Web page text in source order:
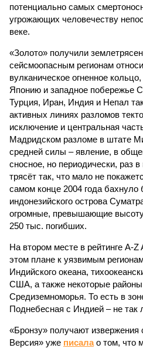
потенциально самых
угрожающих человечеству
веке.
«Золото» получили
сейсмоопасным регионам
вулканическое огненное
Японию и западное побережье
Турция, Иран, Индия и Непал
активных линиях разломов
исключение и центральная
Мадридском разломе в штате
средней силы – явление, в
сносное, но периодически, раз в
трясёт так, что мало не
самом конце 2004 года бахнуло
индонезийского острова
огромные, превышающие
250 тыс. погибших.
На втором месте в рейтинге A-
этом плане к уязвимым
Индийского океана,
США, а также некоторые районы
Средиземноморья. То есть в
Поднебесная с Индией – не так
«Бронзу» получают
Версия» уже писалао том, что